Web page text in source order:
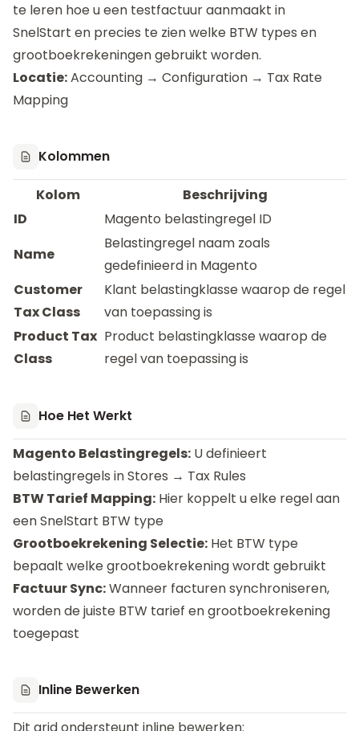
te leren hoe u een testfactuur aanmaakt in
SnelStart en precies te zien welke BTW types en
grootboekrekeningen gebruikt worden.
Locatie:Accounting → Configuration → Tax Rate
Mapping
Kolommen
Kolom
Beschrijving
ID
Magento belastingregel ID
Name
Belastingregel naam zoals
gedefinieerd in Magento
Customer
Tax Class
Klant belastingklasse waarop de regel
van toepassing is
Product Tax
Class
Product belastingklasse waarop de
regel van toepassing is
Hoe Het Werkt
Magento Belastingregels: U definieert
belastingregels in Stores → Tax Rules
BTW Tarief Mapping: Hier koppelt u elke regel aan
een SnelStart BTW type
Grootboekrekening Selectie: Het BTW type
bepaalt welke grootboekrekening wordt gebruikt
Factuur Sync:Wanneer facturen synchroniseren,
worden de juiste BTW tarief en grootboekrekening
toegepast
Inline Bewerken